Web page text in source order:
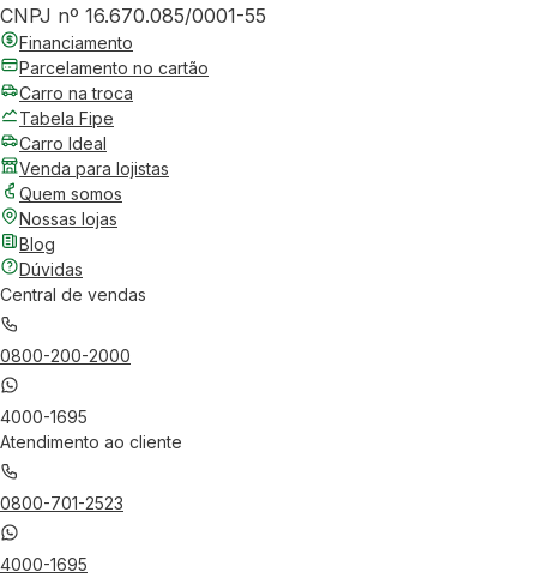
CNPJ nº 16.670.085/0001-55
Financiamento
Parcelamento no cartão
Carro na troca
Tabela Fipe
Carro Ideal
Venda para lojistas
Quem somos
Nossas lojas
Blog
Dúvidas
Central de vendas
0800-200-2000
4000-1695
Atendimento ao cliente
0800-701-2523
4000-1695